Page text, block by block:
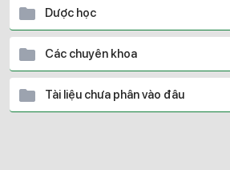
Dược học
Các chuyên khoa
Tài liệu chưa phân vào đâu